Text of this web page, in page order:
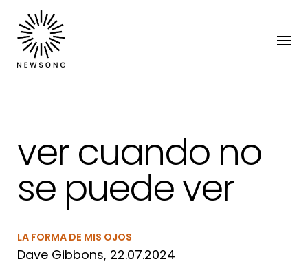
ver cuando no
se puede ver
LA FORMA DE MIS OJOS
Dave Gibbons, 22.07.2024